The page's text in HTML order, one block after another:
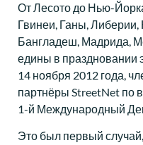
От Лесото до Нью-
Гвинеи, Ганы, Либерии,
Бангладеш, Мадрида,
едины в праздновании
14 ноября 2012 года,
партнёры StreetNet по
1-й Международный
Это был первый